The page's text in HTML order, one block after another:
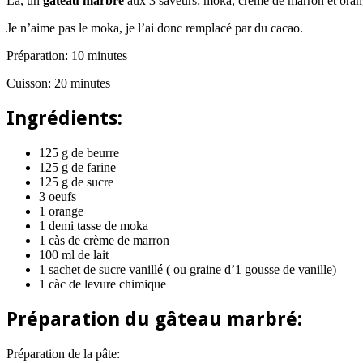
Je n’aime pas le moka, je l’ai donc remplacé par du cacao.
Préparation: 10 minutes
Cuisson: 20 minutes
Ingrédients:
125 g de beurre
125 g de farine
125 g de sucre
3 oeufs
1 orange
1 demi tasse de moka
1 càs de crème de marron
100 ml de lait
1 sachet de sucre vanillé ( ou graine d’1 gousse de vanille)
1 càc de levure chimique
Préparation du gâteau marbré:
Préparation de la pâte: